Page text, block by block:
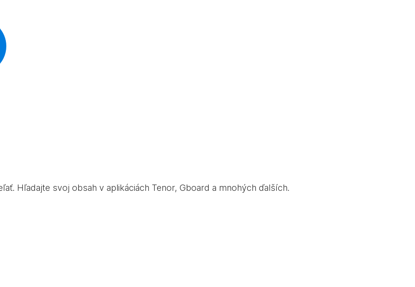
Hľadajte svoj obsah v aplikáciách Tenor, Gboard a mnohých ďalších.